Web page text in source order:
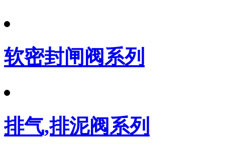
软密封闸阀系列
排气,排泥阀系列